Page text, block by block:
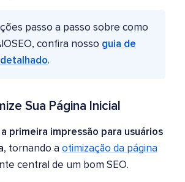
passo a passo sobre como
confira nosso guia de
.
Sua Página Inicial
primeira impressão para usuários
, tornando a otimização da página
central de um bom SEO.